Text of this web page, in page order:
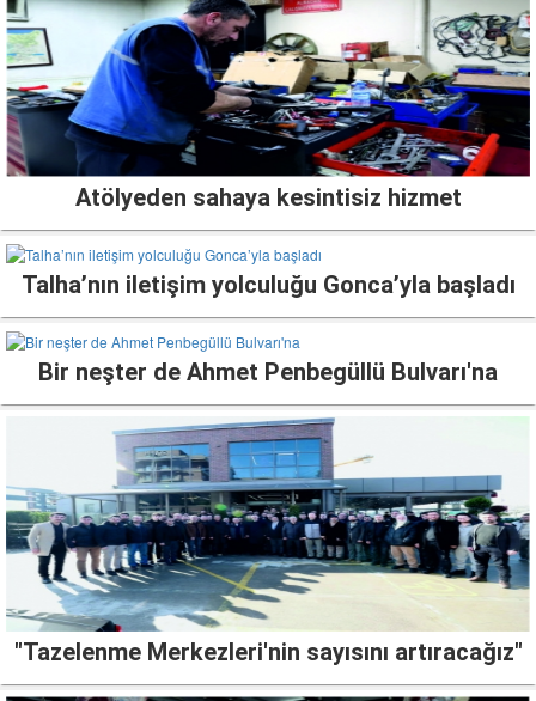
Atölyeden sahaya kesintisiz hizmet
Talha’nın iletişim yolculuğu Gonca’yla başladı
Bir neşter de Ahmet Penbegüllü Bulvarı'na
"Tazelenme Merkezleri'nin sayısını artıracağız"